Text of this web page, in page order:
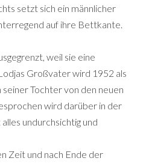
setzt sich ein männlicher
auf ihre Bettkante.
weil sie eine
Großvater wird 1952 als
Tochter von den neuen
wird darüber in der
undurchsichtig und
Zeit und nach Ende der